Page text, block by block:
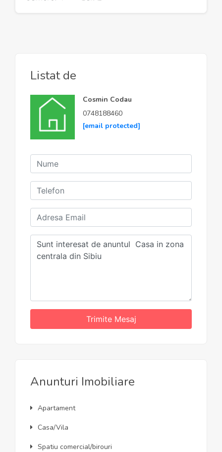
Listat de
Cosmin Codau
0748188460
[email protected]
Trimite Mesaj
Anunturi Imobiliare
Apartament
Casa/Vila
Spatiu comercial/birouri